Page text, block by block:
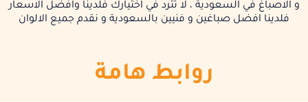
و الاصباغ في السعودية ، لا تترد في اختيارك فلدينا وافضل الاسعار
فلدينا افضل صباغين و فنيين بالسعودية و نقدم جميع الالوان
روابط هامة